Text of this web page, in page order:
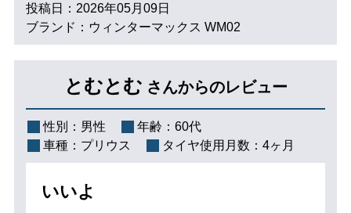
投稿日：2026年05月09日
ブランド：ウィンターマックス WM02
とむとむ さんからのレビュー
性別： 男性 年齢： 60代
車種： プリウス タイヤ使用月数： 4ヶ月
いいよ